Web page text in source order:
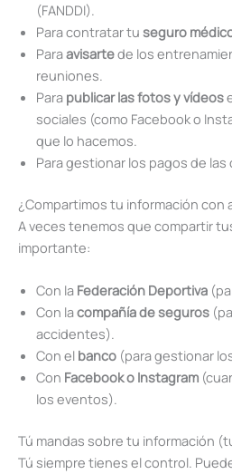
(FANDDI).
Para contratar tu seguro
Paraavisartede los
reuniones.
Para publicar las fotos y vídeos
sociales (como Facebook o
que lo hacemos.
Para gestionar los pagos de las
¿Compartimos tu información con
A veces tenemos que compartir
importante:
Con la Federación Deportiva
Con lacompañía de seguros
accidentes).
Con el banco (para gestionar
Con Facebook o Instagram
los eventos).
Tú mandas sobre tu información
Tú siempre tienes el control.